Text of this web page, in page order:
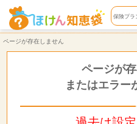
ページが存在しません | ほけん知恵袋
保険プラ
ページが存在しません
ページが
またはエラー